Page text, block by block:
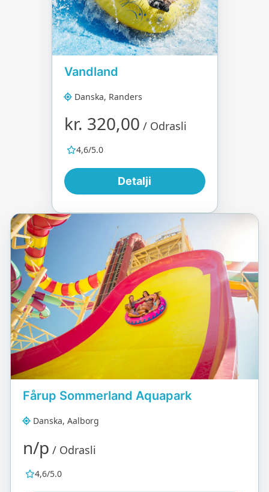
Vandland
Danska, Randers
kr. 320,00 / Odrasli
4,6/5.0
Detalji
Fårup Sommerland Aquapark
Danska, Aalborg
n/p / Odrasli
4,6/5.0